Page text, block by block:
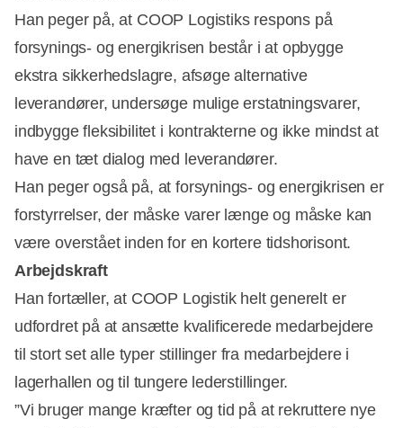
Annonce
Han peger på, at COOP Logistiks respons på
forsynings- og energikrisen består i at opbygge
ekstra sikkerhedslagre, afsøge alternative
leverandører, undersøge mulige erstatningsvarer,
indbygge fleksibilitet i kontrakterne og ikke mindst at
have en tæt dialog med leverandører.
Han peger også på, at forsynings- og energikrisen er
forstyrrelser, der måske varer længe og måske kan
være overstået inden for en kortere tidshorisont.
Arbejdskraft
Han fortæller, at COOP Logistik helt generelt er
udfordret på at ansætte kvalificerede medarbejdere
til stort set alle typer stillinger fra medarbejdere i
lagerhallen og til tungere lederstillinger.
”Vi bruger mange kræfter og tid på at rekruttere nye